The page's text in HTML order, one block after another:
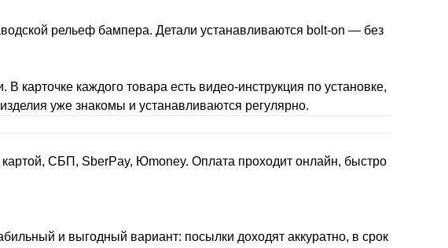
рельеф бампера. Детали устанавливаются bolt-on — без
карточке каждого товара есть видео-инструкция по установке,
уже знакомы и устанавливаются регулярно.
СБП, SberPay, Юmoney. Оплата проходит онлайн, быстро
и выгодный вариант: посылки доходят аккуратно, в срок